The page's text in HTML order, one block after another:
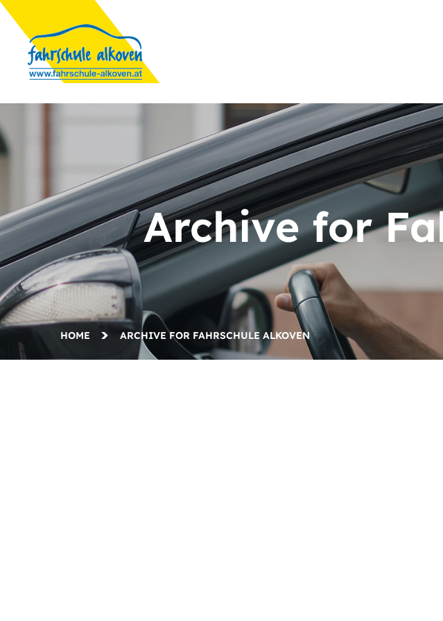
Archive for
HOME ARCHIVE FOR FAHRSCHULE ALKOVEN